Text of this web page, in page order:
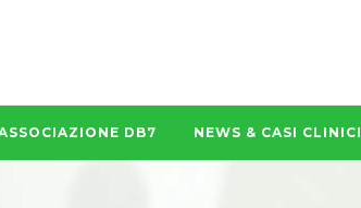
DB7 NEWS & CASI CLINICI